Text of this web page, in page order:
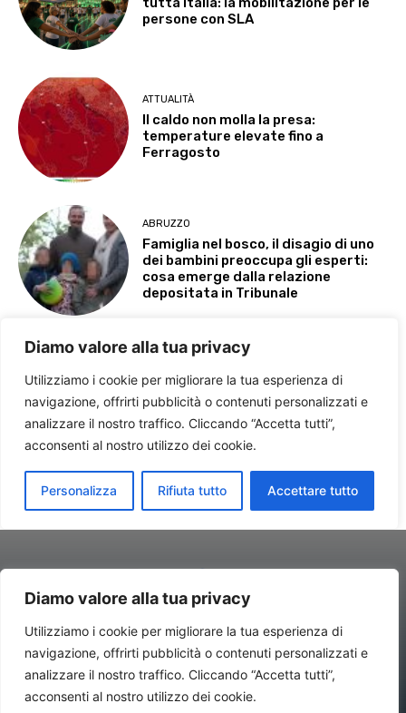
Diamo valore alla tua privacy
Utilizziamo i cookie per migliorare la tua esperienza di
navigazione, offrirti pubblicità o contenuti personalizzati e
analizzare il nostro traffico. Cliccando “Accetta tutti”,
acconsenti al nostro utilizzo dei cookie.
Contatti//Redazione:redazione@newsitalynews.it